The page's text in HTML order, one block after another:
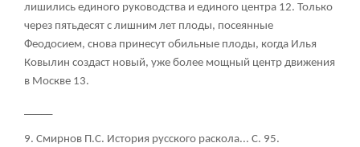
лишились единого руководства и единого центра 12. Только
через пятьдесят с лишним лет плоды, посеянные
Феодосием, снова принесут обильные плоды, когда Илья
Ковылин создаст новый, уже более мощный центр движения
в Москве 13.
9. Смирнов П.С. История русского раскола... С. 95.